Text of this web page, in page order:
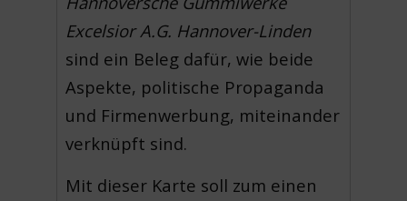
Excelsior A.G. Hannover-Linden
sind ein Beleg dafür, wie beide
Aspekte, politische Propaganda
und Firmenwerbung, miteinander
verknüpft sind.
Mit dieser Karte soll zum einen